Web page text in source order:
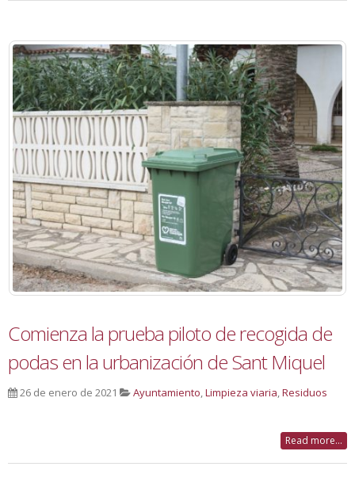
Comienza la prueba piloto de recogida de
podas en la urbanización de Sant Miquel
26 de enero de 2021 Ayuntamiento,Limpieza viaria,Residuos
Read more...